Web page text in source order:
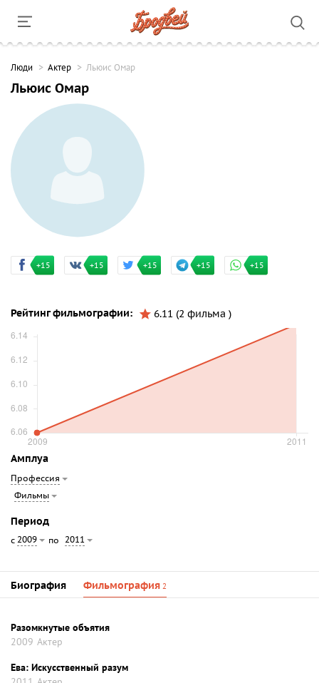
Люди Актер Льюис Омар
Льюис Омар
+15 +15 +15 +15 +15
Рейтинг фильмографии: 6.11 (2 фильма )
Амплуа
Профессия
Фильмы
Период
с 2009 по 2011
Биография Фильмография 2
Разомкнутые объятия
2009 Актер
Ева: Искусственный разум